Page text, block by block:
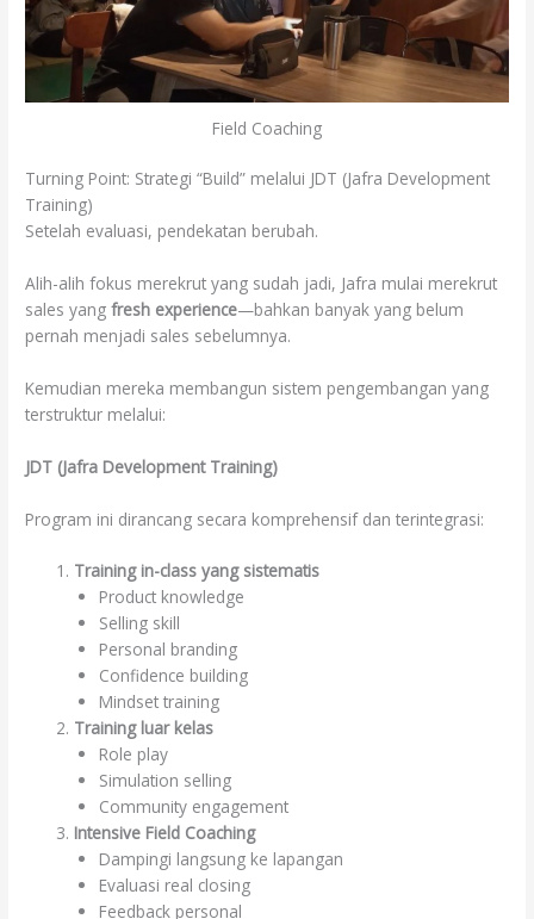
Field Coaching
Turning Point: Strategi “Build” melalui JDT (Jafra Development
Training)
Setelah evaluasi, pendekatan berubah.
Alih-alih fokus merekrut yang sudah jadi, Jafra mulai merekrut
sales yangfresh experience—bahkan banyak yang belum
pernah menjadi sales sebelumnya.
Kemudian mereka membangun sistem pengembangan yang
terstruktur melalui:
JDT (Jafra Development Training)
Program ini dirancang secara komprehensif dan terintegrasi:
Training in-class yang sistematis
Product knowledge
Selling skill
Personal branding
Confidence building
Mindset training
Training luar kelas
Role play
Simulation selling
Community engagement
Intensive Field Coaching
Dampingi langsung ke lapangan
Evaluasi real closing
Feedback personal